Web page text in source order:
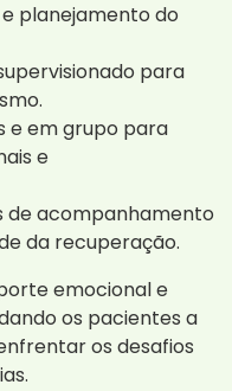
planejamento do
para
e em grupo para
e
de acompanhamento
da recuperação.
emocional e
os pacientes a
os desafios